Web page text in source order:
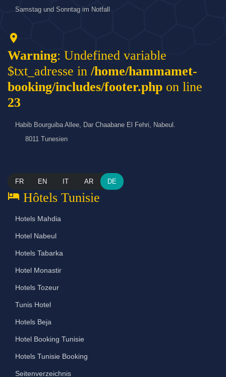
Samstag und Sonntag im Notfall
location_on
Warning: Undefined variable
$txt_adresse in /home/hammamet-
booking/includes/footer.php on line
23
Habib Bourguiba Allee, Dar Chaabane El Fehri, Nabeul.
8011 Tunesien
FR EN IT AR DE
hotel Hôtels Tunisie
Hotels Mahdia
Hotel Nabeul
Hotels Tabarka
Hotel Monastir
Hotels Tozeur
Tunis Hotel
Hotels Beja
Hotel Booking Tunisie
Hotels Tunisie Booking
Seitenverzeichnis